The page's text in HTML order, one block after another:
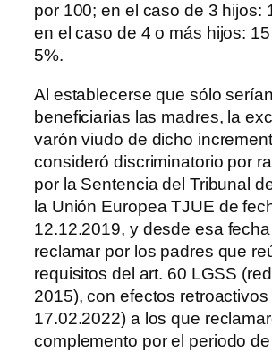
por 100; en el caso de 3 hijos:
en el caso de 4 o más hijos:
5%.
Al establecerse que sólo serían
beneficiarias las madres, la
varón viudo de dicho
consideró discriminatorio por
por la Sentencia del Tribunal
la Unión Europea TJUE de
12.12.2019, y desde esa
reclamar por los padres que
requisitos del art. 60 LGSS
2015), con efectos
17.02.2022) a los que
complemento por el periodo